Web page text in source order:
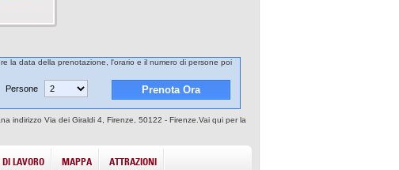
la data della prenotazione, l'orario e il numero di persone poi
Persone
indirizzo Via dei Giraldi 4, Firenze, 50122 - Firenze.Vai qui per la
DI LAVORO MAPPA ATTRAZIONI